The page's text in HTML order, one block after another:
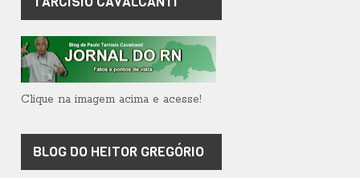
Clique na imagem acima e acesse!
BLOG DO HEITOR GREGÓRIO